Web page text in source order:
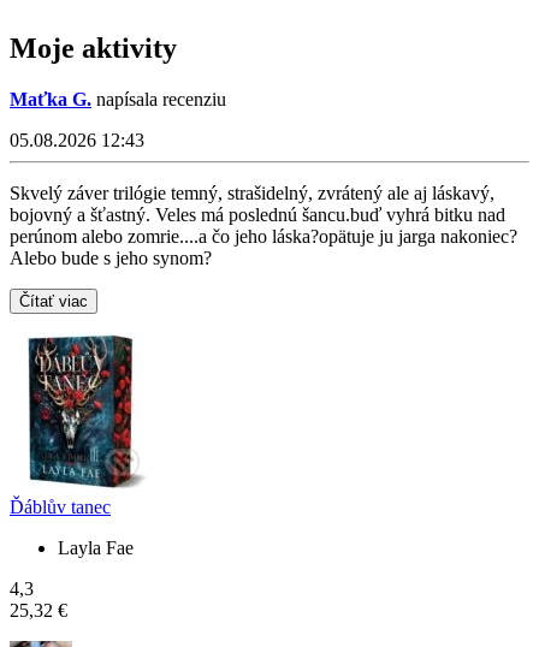
Moje aktivity
Maťka G. napísala recenziu
05.08.2026 12:43
Skvelý záver trilógie temný, strašidelný, zvrátený ale aj láskavý,
bojovný a šťastný. Veles má poslednú šancu.buď vyhrá bitku nad
perúnom alebo zomrie....a čo jeho láska?opätuje ju jarga nakoniec?
Alebo bude s jeho synom?
Čítať viac
Ďáblův tanec
Layla Fae
4,3
25,32 €